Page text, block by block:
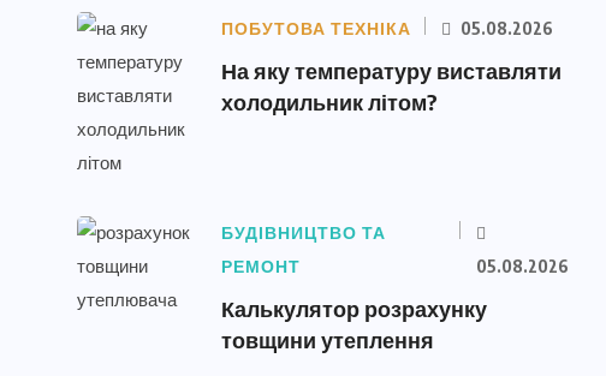
ПОБУТОВА ТЕХНІКА 05.08.2026
На яку температуру виставляти
холодильник літом?
БУДІВНИЦТВО ТА
РЕМОНТ
05.08.2026
Калькулятор розрахунку
товщини утеплення